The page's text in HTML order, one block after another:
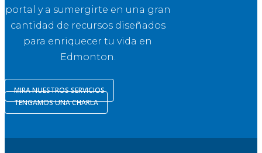
portal y a sumergirte en una gran
cantidad de recursos diseñados
para enriquecer tu vida en
Edmonton.
MIRA NUESTROS SERVICIOS
TENGAMOS UNA CHARLA